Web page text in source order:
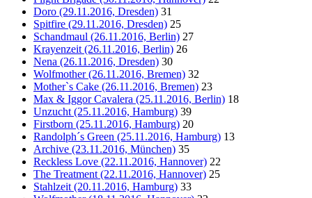
Doro (29.11.2016, Dresden) 31
Spitfire (29.11.2016, Dresden) 25
Schandmaul (26.11.2016, Berlin) 27
Krayenzeit (26.11.2016, Berlin) 26
Nena (26.11.2016, Dresden) 30
Wolfmother (26.11.2016, Bremen) 32
Mother`s Cake (26.11.2016, Bremen) 23
Max & Iggor Cavalera (25.11.2016, Berlin) 18
Unzucht (25.11.2016, Hamburg) 39
Firstborn (25.11.2016, Hamburg) 20
Randolph´s Green (25.11.2016, Hamburg) 13
Archive (23.11.2016, München) 35
Reckless Love (22.11.2016, Hannover) 22
The Treatment (22.11.2016, Hannover) 25
Stahlzeit (20.11.2016, Hamburg) 33